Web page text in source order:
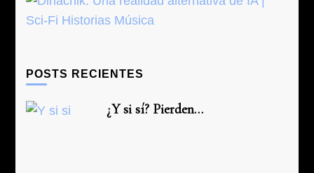
POSTS RECIENTES
¿Y si sí? Pierden…